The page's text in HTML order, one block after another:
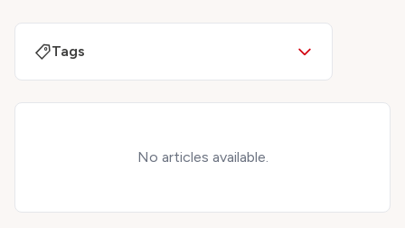
Tags
No articles available.